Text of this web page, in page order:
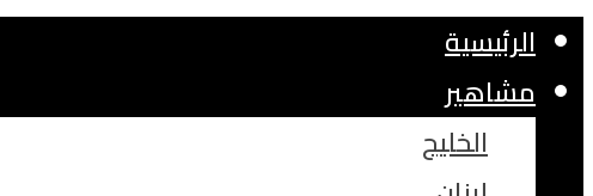
الرئيسية
مشاهير
الخليج